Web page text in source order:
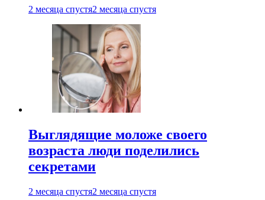
2 месяца спустя2 месяца спустя
Выглядящие моложе своего
возраста люди поделились
секретами
2 месяца спустя2 месяца спустя